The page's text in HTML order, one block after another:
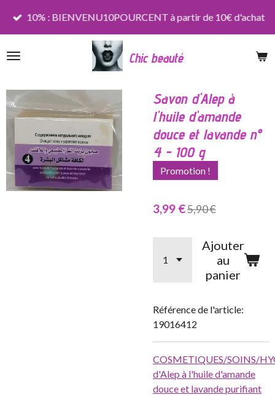
Passer
principal
Chic beauté
10% : BIENVENU10POURCENT à partir de 10€ d'achat
Savon d'Alep à
l'huile d'amande
douce et lavande n°
4 - 100 g
Promotion !
3,99 €5,90 €
Ajouter
au
panier
Référence de l'article:
19016412
COSMETIQUES/SOINS/
d'Alep à l'huile d'amande
douce et lavande purifiant